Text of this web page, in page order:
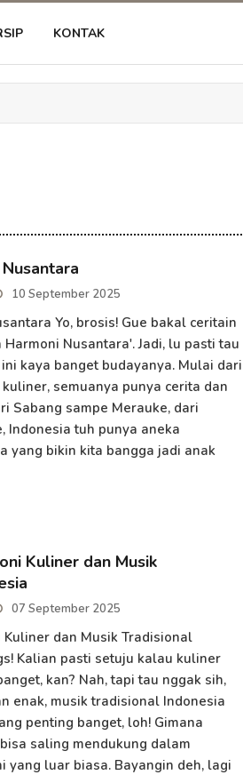
KONTAK
10 September 2025
Yo, brosis! Gue bakal ceritain
Nusantara'. Jadi, lu pasti tau
kaya banget budayanya. Mulai dari
semuanya punya cerita dan
Sabang sampe Merauke, dari
Indonesia tuh punya aneka
yang bikin kita bangga jadi anak
Kuliner dan Musik
07 September 2025
Kuliner dan Musik Tradisional
Kalian pasti setuju kalau kuliner
kan? Nah, tapi tau nggak sih,
enak, musik tradisional Indonesia
penting banget, loh! Gimana
saling mendukung dalam
yang luar biasa. Bayangin deh, lagi